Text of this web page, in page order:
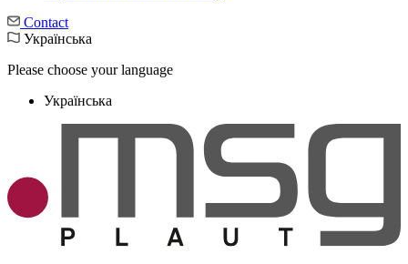
Contact
Українська
Please choose your language
Українська